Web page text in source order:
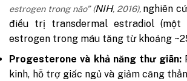
estrogen trong não” (NIH, 2016), nghiên
điều trị transdermal estradiol
estrogen trong máu tăng từ khoảng
Progesterone và khả năng thư giãn:
kinh, hỗ trợ giấc ngủ và giảm căng